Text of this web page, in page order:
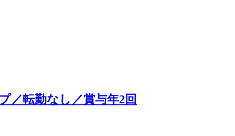
／転勤なし／賞与年2回